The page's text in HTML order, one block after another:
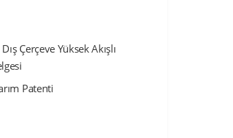
Çerçeve Yüksek Akışlı
Patenti